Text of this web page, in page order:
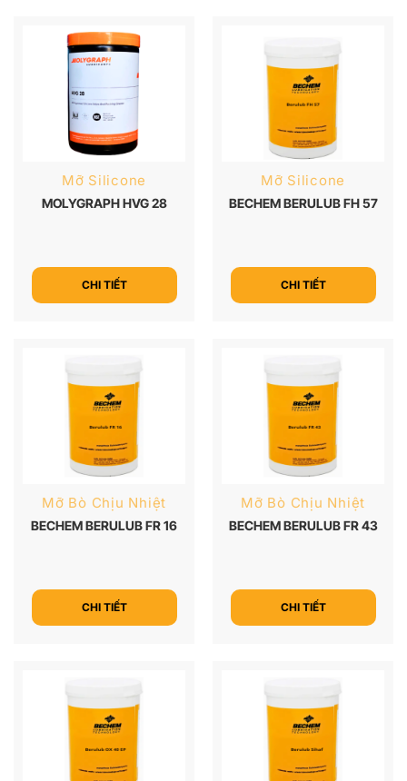
Mỡ Silicone
MOLYGRAPH HVG 28
CHI TIẾT
Mỡ Silicone
BECHEM BERULUB FH 57
CHI TIẾT
Mỡ Bò Chịu Nhiệt
BECHEM BERULUB FR 16
CHI TIẾT
Mỡ Bò Chịu Nhiệt
BECHEM BERULUB FR 43
CHI TIẾT